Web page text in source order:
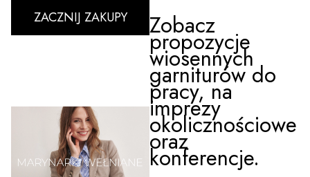
ZACZNIJ ZAKUPY Zobacz
propozycje
wiosennych
garniturów do
pracy, na
imprezy
okolicznościowe
oraz
konferencje.